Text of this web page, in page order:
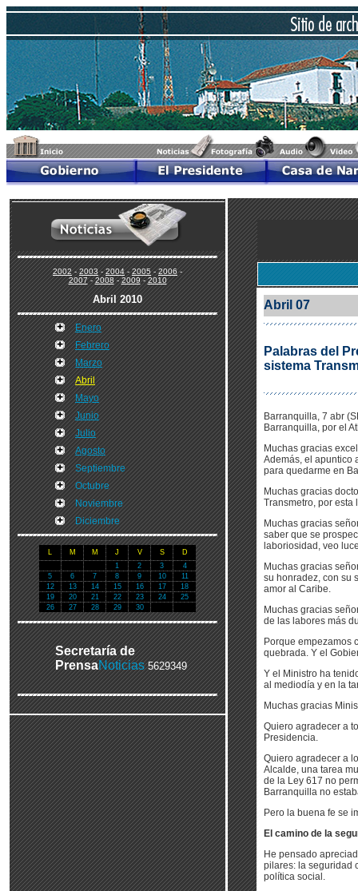
2002-2003-2004-2005-2006-
2007-2008-2009-2010
Abril 2010
Enero
Febrero
Marzo
Abril
Mayo
Junio
Julio
Agosto
Septiembre
Octubre
Noviembre
Diciembre
L M M J V S
D
1
2 3
4
5
6 7 8 9 10
11
12
13 14 15 16 17
18
19
20 21 22 23 24
25
26
27 28 29 30
Secretaría de
PrensaNoticias 5629349
Abril 07
Palabras del
sistema
Barranquilla, 7 abr
Barranquilla, por el
Muchas gracias
Además, el apuntico
para quedarme en
Muchas gracias
Transmetro, por esta
Muchas gracias
saber que se
laboriosidad, veo
Muchas gracias
su honradez, con su
amor al Caribe.
Muchas gracias
de las labores más
Porque empezamos
quebrada. Y el
Y el Ministro ha
al mediodía y en la
Muchas gracias
Quiero agradecer a
Presidencia.
Quiero agradecer a
Alcalde, una tarea
de la Ley 617 no
Barranquilla no
Pero la buena fe se
El camino de la
He pensado
pilares: la seguridad
política social.